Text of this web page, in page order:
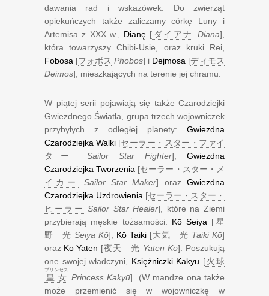
dawania rad i wskazówek. Do zwierząt
opiekuńczych także zaliczamy córkę Luny i
Artemisa z XXX w., Dianę [ ダイアナ Diana],
która towarzyszy Chibi-Usie, oraz kruki Rei,
Fobosa [フォボス Phobos] i Dejmosa [ディモス
Deimos], mieszkających na terenie jej chramu.
W piątej serii pojawiają się także Czarodziejki
Gwiezdnego Światła, grupa trzech wojowniczek
przybyłych z odległej planety: Gwiezdna
Czarodziejka Walki [セーラー・スター・ファイ
ター
Sailor Star Fighter], Gwiezdna
Czarodziejka Tworzenia [セーラー・スター・メ
イカー
Sailor Star Maker] oraz Gwiezdna
Czarodziejka Uzdrowienia [セーラー・スター・
ヒーラー Sailor Star Healer], które na Ziemi
przybierają męskie tożsamości: Kō Seiya [ 星
野 光 Seiya Kō], Kō Taiki [大気 光 Taiki Kō]
oraz Kō Yaten [夜天 光 Yaten Kō]. Poszukują
one swojej władczyni, Księżniczki Kakyū [火球
皇女
プリンセス
Princess Kakyū]. (W mandze ona także
może przemienić się w wojowniczkę w